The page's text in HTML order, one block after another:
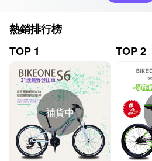
熱銷排行榜
TOP 1
補貨中
TOP 2